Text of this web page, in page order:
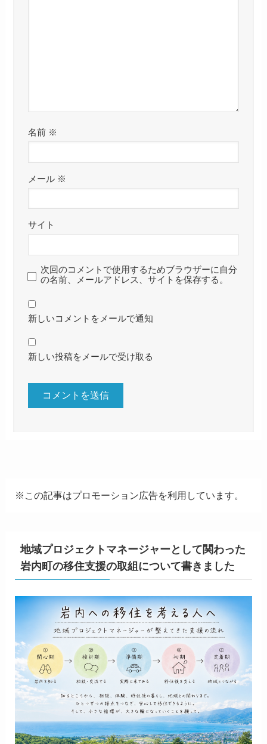
名前 ※
メール ※
サイト
次回のコメントで使用するためブラウザーに自分
の名前、メールアドレス、サイトを保存する。
新しいコメントをメールで通知
新しい投稿をメールで受け取る
※この記事はプロモーション広告を利用しています。
地域プロジェクトマネージャーとして関わった
岩内町の移住支援の取組について書きました